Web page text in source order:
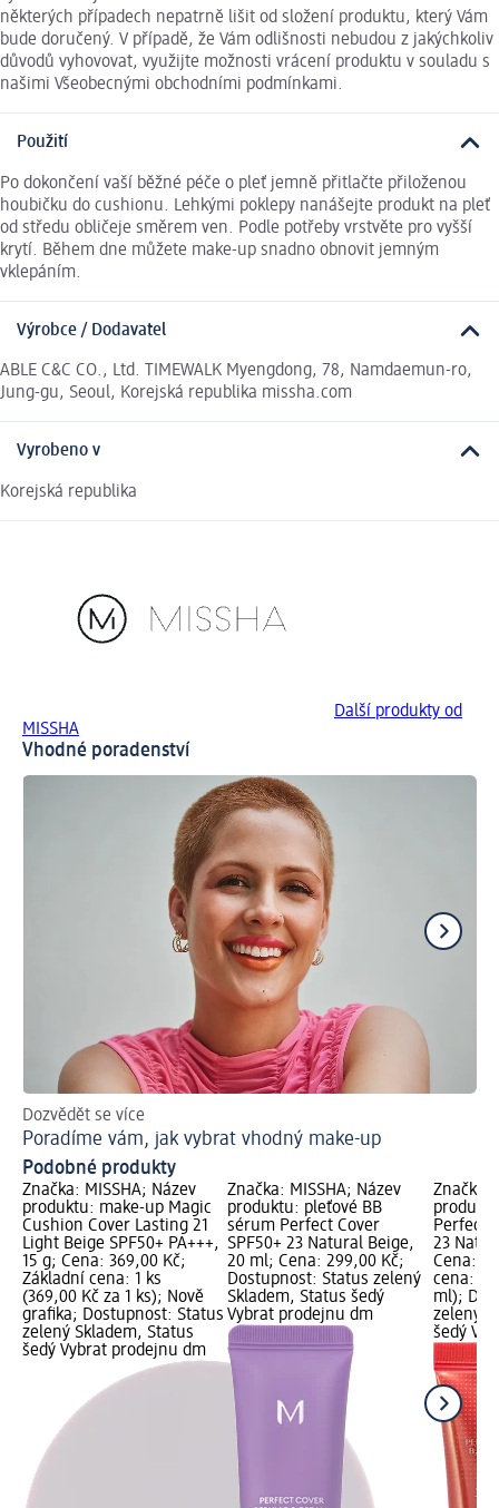
některých případech nepatrně lišit od složení produktu, který Vám
bude doručený. V případě, že Vám odlišnosti nebudou z jakýchkoliv
důvodů vyhovovat, využijte možnosti vrácení produktu v souladu s
našimi Všeobecnými obchodními podmínkami.
Použití
Po dokončení vaší běžné péče o pleť jemně přitlačte přiloženou
houbičku do cushionu. Lehkými poklepy nanášejte produkt na pleť
od středu obličeje směrem ven. Podle potřeby vrstvěte pro vyšší
krytí. Během dne můžete make-up snadno obnovit jemným
vklepáním.
Výrobce / Dodavatel
ABLE C&C CO., Ltd. TIMEWALK Myengdong, 78, Namdaemun-ro,
Jung-gu, Seoul, Korejská republika missha.com
Vyrobeno v
Korejská republika
Další produkty od
MISSHA
Vhodné poradenství
Dozvědět se více
Poradíme vám, jak vybrat vhodný make-up
Podobné produkty
Značka: MISSHA; Název
produktu: make-up Magic
Cushion Cover Lasting 21
Light Beige SPF50+ PA+++,
15 g; Cena: 369,00 Kč;
Základní cena: 1 ks
(369,00 Kč za 1 ks); Nově
grafika; Dostupnost: Status
zelený Skladem, Status
šedý Vybrat prodejnu dm
Značka: MISSHA; Název
produktu: pleťové BB
sérum Perfect Cover
SPF50+ 23 Natural Beige,
20 ml; Cena: 299,00 Kč;
Dostupnost: Status zelený
Skladem, Status šedý
Vybrat prodejnu dm
Značka:
Perfect
23
Cena:
cena:
ml);
zelený
šedý